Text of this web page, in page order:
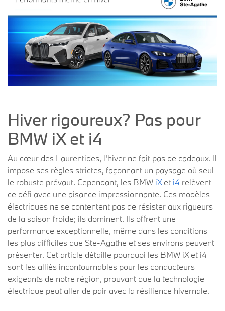
Hiver rigoureux? Pas pour
BMW iX et i4
Au cœur des Laurentides, l'hiver ne fait pas de cadeaux. Il
impose ses règles strictes, façonnant un paysage où seul
le robuste prévaut. Cependant, les BMW iXet i4 relèvent
ce défi avec une aisance impressionnante. Ces modèles
électriques ne se contentent pas de résister aux rigueurs
de la saison froide; ils dominent. Ils offrent une
performance exceptionnelle, même dans les conditions
les plus difficiles que Ste-Agathe et ses environs peuvent
présenter. Cet article détaille pourquoi les BMW iX et i4
sont les alliés incontournables pour les conducteurs
exigeants de notre région, prouvant que la technologie
électrique peut aller de pair avec la résilience hivernale.